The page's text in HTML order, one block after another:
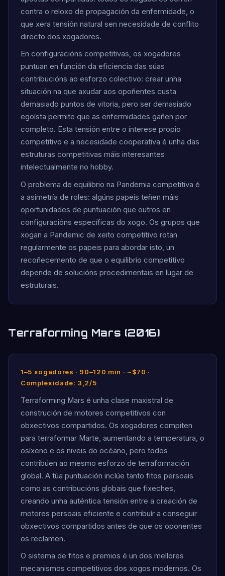
contra o reloxo de propagación da enfermidade, o
que xera tensión natural sen necesidade de conflito
directo dos xogadores.
En configuracións competitivas, os xogadores
puntuan en función da eficiencia das súas
contribucións ao esforzo colectivo: crear unha
situación na que axudar aos opoñentes custa
demasiado puntos de vitoria, pero ser demasiado
egoísta permite que as enfermidades gañen por
completo. Esta tensión entre o interese propio
competitivo e a necesidade cooperativa é unha das
estruturas competitivas máis interesantes
intelectualmente no hobby.
O problema de equilibrio na Pandemia competitiva é
a asimetría de roles: algúns papeis teñen máis
oportunidades de puntuación que outros en
configuracións específicas do xogo. Os grupos que
xogan a Pandemic de xeito competitivo rotan
regularmente os papeis para abordar isto, un
recoñecemento de que o equilibrio competitivo
depende de solucións procedimentais en lugar de
estruturais.
Terraforming Mars (2016)
1–5 xogadores · 90–120 min · ~$70 ·
Complexidade: 3,2/5
Terraforming Mars é unha clase maxistral de
construción de motores competitivos con
obxectivos compartidos. Os xogadores compiten
para terraformar Marte, aumentando a temperatura, o
osíxeno e os niveis do océano, pero todos
contribúen ao mesmo esforzo de terraformación
global. A túa puntuación inclúe tanto fitos persoais
como as contribucións globais que fixeches,
creando unha auténtica tensión entre a creación de
motores persoais eficiente e contribuír a conseguir
obxectivos compartidos antes de que os oponentes
os reclamen.
O sistema de fitos e premios é un dos mellores
mecanismos competitivos dos xogos modernos. Os